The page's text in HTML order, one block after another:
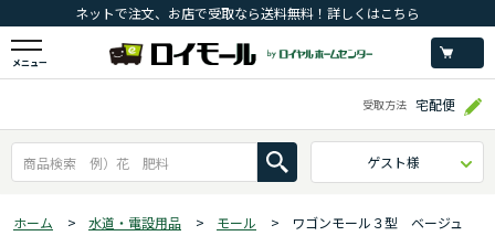
ネットで注文、お店で受取なら送料無料！詳しくはこちら
メニュー
受取方法 宅配便
ゲスト様
ホーム > 水道・電設用品 > モール > ワゴンモール３型 ベージュ